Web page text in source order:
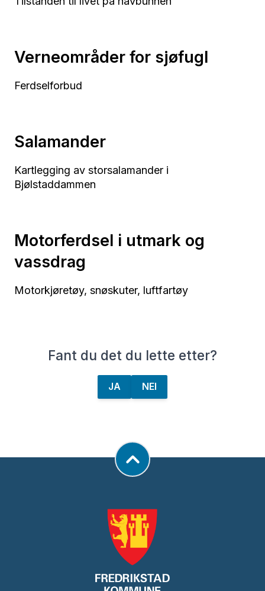
Verneområder for sjøfugl
Ferdselforbud
Salamander
Kartlegging av storsalamander i
Bjølstaddammen
Motorferdsel i utmark og
vassdrag
Motorkjøretøy, snøskuter, luftfartøy
Fant du det du lette etter?
JA NEI